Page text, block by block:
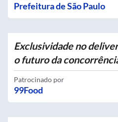
Prefeitura de São Paulo
Exclusividade no
o futuro da
Patrocinado por
99Food